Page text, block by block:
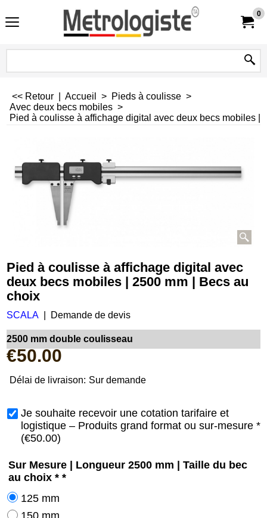
0
<< Retour Accueil > Pieds à coulisse >
Avec deux becs mobiles >
Pied à coulisse à affichage digital avec deux becs mobiles |
Pied à coulisse à affichage digital avec
deux becs mobiles | 2500 mm | Becs au
choix
SCALA Demande de devis
2500 mm double coulisseau
€50.00
Délai de livraison: Sur demande
Je souhaite recevoir une cotation tarifaire et
logistique – Produits grand format ou sur-mesure *
(€50.00)
Sur Mesure | Longueur 2500 mm | Taille du bec
au choix * *
125 mm